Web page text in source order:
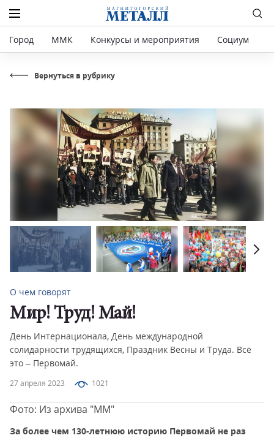
Город ММК Конкурсы и мероприятия Социум
Вернуться в рубрику
27 апреля 2023 1021
О чем говорят
Мир! Труд! Май!
День Интернационала, День международной
солидарности трудящихся, Праздник Весны и Труда. Всё
это – Первомай.
Фото: Из архива "ММ"
За более чем 130-летнюю историю Первомай не раз